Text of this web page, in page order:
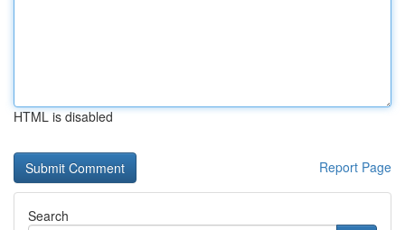
HTML is disabled
Report Page
Search